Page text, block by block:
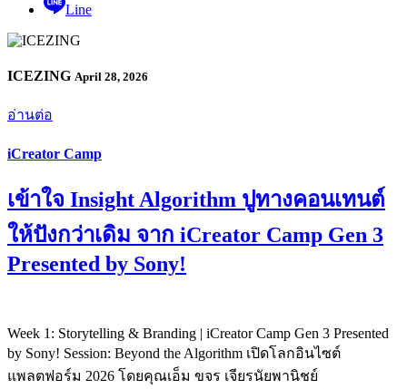
Line
ICEZING April 28, 2026
อ่านต่อ
iCreator Camp
เข้าใจ Insight Algorithm ปูทางคอนเทนต์
ให้ปังกว่าเดิม จาก iCreator Camp Gen 3
Presented by Sony!
Week 1: Storytelling & Branding | iCreator Camp Gen 3 Presented
by Sony! Session: Beyond the Algorithm เปิดโลกอินไซต์
แพลตฟอร์ม 2026 โดยคุณเอ็ม ขจร เจียรนัยพานิชย์